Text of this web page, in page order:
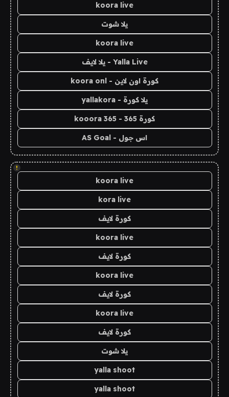
koora live
يلا شوت
koora live
Yalla Live - يلا لايف
كورة اون لاين - koora onl
يلا كورة - yallakora
كورة 365 - kooora 365
اس جول - AS Goal
!
koora live
kora live
كورة لايف
koora live
كورة لايف
koora live
كورة لايف
koora live
كورة لايف
يلا شوت
yalla shoot
yalla shoot